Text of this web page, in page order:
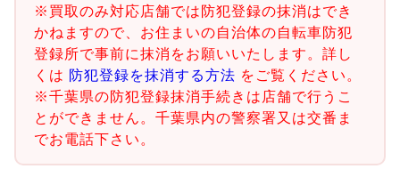
※買取のみ対応店舗では防犯登録の抹消はでき
かねますので、お住まいの自治体の自転車防犯
登録所で事前に抹消をお願いいたします。詳し
くは 防犯登録を抹消する方法 をご覧ください。
※千葉県の防犯登録抹消手続きは店舗で行うこ
とができません。千葉県内の警察署又は交番ま
でお電話下さい。